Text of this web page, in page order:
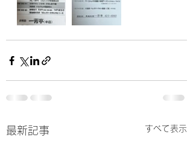
最新記事 すべて表示